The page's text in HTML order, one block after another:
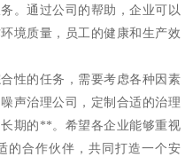
。通过公司的帮助，企业可以
境质量，员工的健康和生产效
性的任务，需要考虑各种因素
声治理公司，定制合适的治理
期的**。希望各企业能够重视
的合作伙伴，共同打造一个安